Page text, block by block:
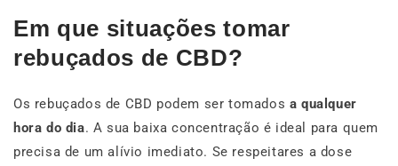
Em que situações tomar
rebuçados de CBD?
Os rebuçados de CBD podem ser tomados a qualquer
hora do dia. A sua baixa concentração é ideal para quem
precisa de um alívio imediato. Se respeitares a dose